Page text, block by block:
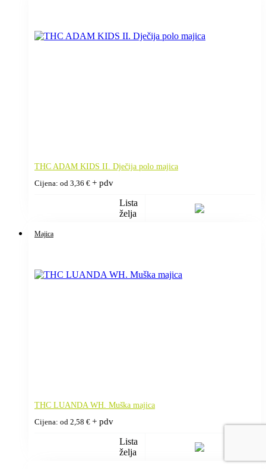
THC ADAM KIDS II. Dječija polo majica
Cijena: od 3,36 € + pdv
Lista
želja
Majica
THC LUANDA WH. Muška majica
Cijena: od 2,58 € + pdv
Lista
želja